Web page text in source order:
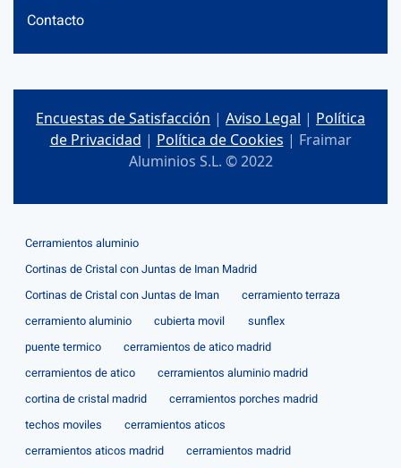
Contacto
Encuestas de Satisfacción | Aviso Legal | Política
de Privacidad | Política de Cookies | Fraimar
Aluminios S.L. © 2022
Cerramientos aluminio
Cortinas de Cristal con Juntas de Iman Madrid
Cortinas de Cristal con Juntas de Iman
cerramiento terraza
cerramiento aluminio
cubierta movil
sunflex
puente termico
cerramientos de atico madrid
cerramientos de atico
cerramientos aluminio madrid
cortina de cristal madrid
cerramientos porches madrid
techos moviles
cerramientos aticos
cerramientos aticos madrid
cerramientos madrid